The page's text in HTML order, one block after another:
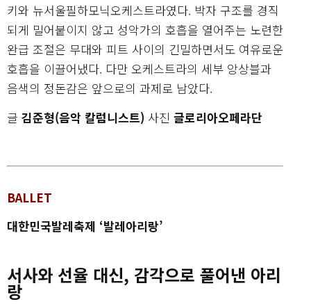
키와 뉴서울필하모닉오케스트라였다. 박자 구조를 경직
되게 밀어붙이지 않고 성악가의 호흡을 열어주는 노련한
완급 조절은 무대와 피트 사이의 긴밀하면서도 여유로운
호흡을 이끌어냈다. 다만 오케스트라의 세부 앙상블과
음색의 정돈감은 앞으로의 과제로 남았다.
글 김준형(음악 칼럼니스트) 사진 글로리아오페라단
BALLET
대한민국발레축제 ‘발레아리랑’
서사와 선율 대신, 감각으로 풀어낸 아리
랑